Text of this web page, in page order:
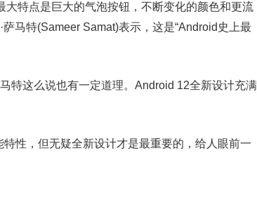
大特点是巨大的气泡按钮，不断变化的颜色和更流
马特(Sameer Samat)表示，这是“Android史上最
特这么说也有一定道理。Android 12全新设计充满
性，但无疑全新设计才是最重要的，给人眼前一